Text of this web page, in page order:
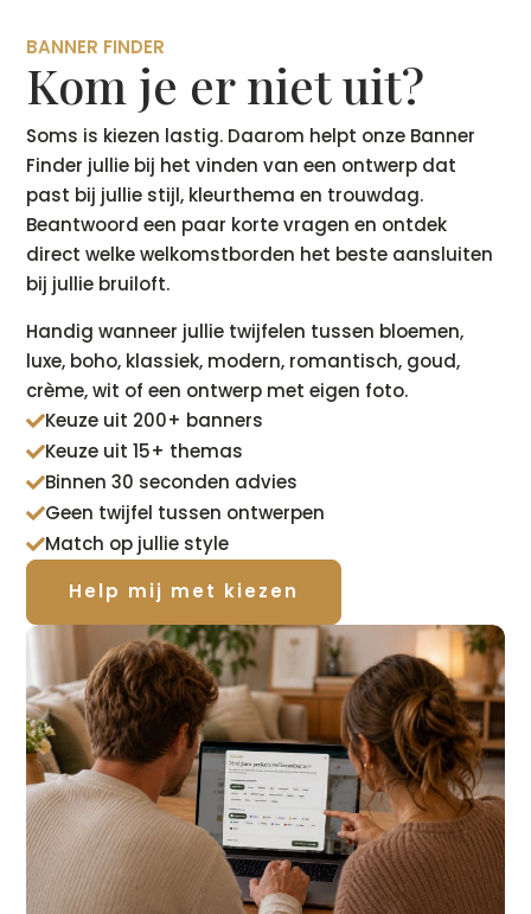
BANNER FINDER
Kom je er niet uit?
Soms is kiezen lastig. Daarom helpt onze Banner
Finder jullie bij het vinden van een ontwerp dat
past bij jullie stijl, kleurthema en trouwdag.
Beantwoord een paar korte vragen en ontdek
direct welke welkomstborden het beste aansluiten
bij jullie bruiloft.
Handig wanneer jullie twijfelen tussen bloemen,
luxe, boho, klassiek, modern, romantisch, goud,
crème, wit of een ontwerp met eigen foto.
Keuze uit 200+ banners
Keuze uit 15+ themas
Binnen 30 seconden advies
Geen twijfel tussen ontwerpen
Match op jullie style
Help mij met kiezen